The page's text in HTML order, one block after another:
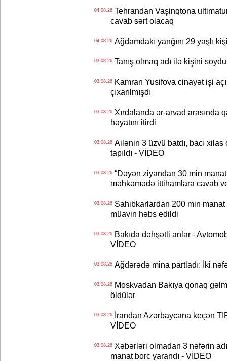
04.08.26Tehrandan Vaşinqtona
cavab sərt olacaq
04.08.26Ağdamdakı yanğını 29 yaşlı
03.08.26Tanış olmaq adı ilə kişini
03.08.26Kamran Yusifova cinayət işi
çıxarılmışdı
03.08.26Xırdalanda ər-arvad arasında
həyatını itirdi
03.08.26Ailənin 3 üzvü batdı, bacı xilas
tapıldı - VİDEO
03.08.26“Dəyən ziyandan 30 min
məhkəmədə ittihamlara cavab
03.08.26Sahibkarlardan 200 min manat
müavin həbs edildi
03.08.26Bakıda dəhşətli anlar -
VİDEO
03.08.26Ağdərədə mina partladı: İki
03.08.26Moskvadan Bakıya qonaq
öldülər
03.08.26İrandan Azərbaycana keçən
VİDEO
03.08.26Xəbərləri olmadan 3 nəfərin
manat borc yarandı - VİDEO